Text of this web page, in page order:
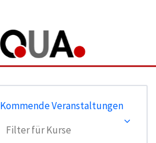
Kommende Veranstaltungen
Filter für Kurse